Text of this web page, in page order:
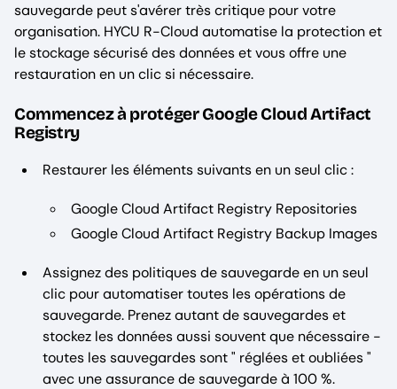
sauvegarde peut s'avérer très critique pour votre
organisation. HYCU R-Cloud automatise la protection et
le stockage sécurisé des données et vous offre une
restauration en un clic si nécessaire.
Commencez à protéger Google Cloud Artifact
Registry
Restaurer les éléments suivants en un seul clic :
Google Cloud Artifact Registry Repositories
Google Cloud Artifact Registry Backup Images
Assignez des politiques de sauvegarde en un seul
clic pour automatiser toutes les opérations de
sauvegarde. Prenez autant de sauvegardes et
stockez les données aussi souvent que nécessaire -
toutes les sauvegardes sont " réglées et oubliées "
avec une assurance de sauvegarde à 100 %.